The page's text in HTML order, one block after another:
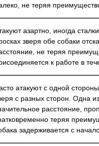
не теряя
азартно, иногда
зверя обе собаки
не теряя
к работе в
атакуют с одной
с разных сторон. Одна
расстояние,
теряя
задерживается с